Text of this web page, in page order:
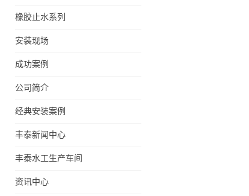
橡胶止水系列
安装现场
成功案例
公司简介
经典安装案例
丰泰新闻中心
丰泰水工生产车间
资讯中心